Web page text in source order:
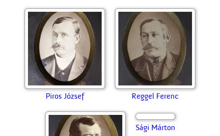
Nyujtó Pál Ócsai István